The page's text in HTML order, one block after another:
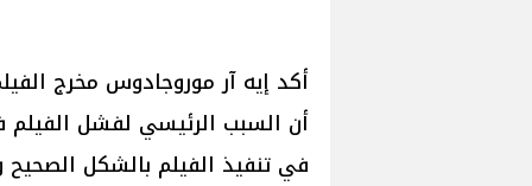
أن السبب الرئيسي لفشل الفيلم
في تنفيذ الفيلم بالشكل